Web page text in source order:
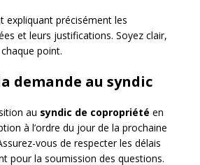
expliquant précisément les
et leurs justifications. Soyez clair,
point.
demande au syndic
au syndic de copropriété en
à l’ordre du jour de la prochaine
vous de respecter les délais
pour la soumission des questions.